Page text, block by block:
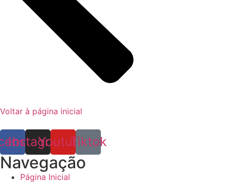
Voltar à página inicial
Instagram
YoutubeTiktok
Navegação
Página Inicial